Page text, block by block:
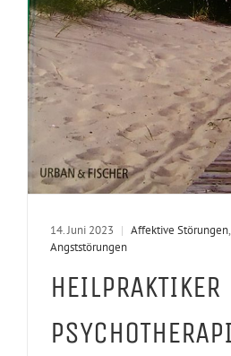
14. Juni 2023 | Affektive Störungen,
Angststörungen
HEILPRAKTIKER